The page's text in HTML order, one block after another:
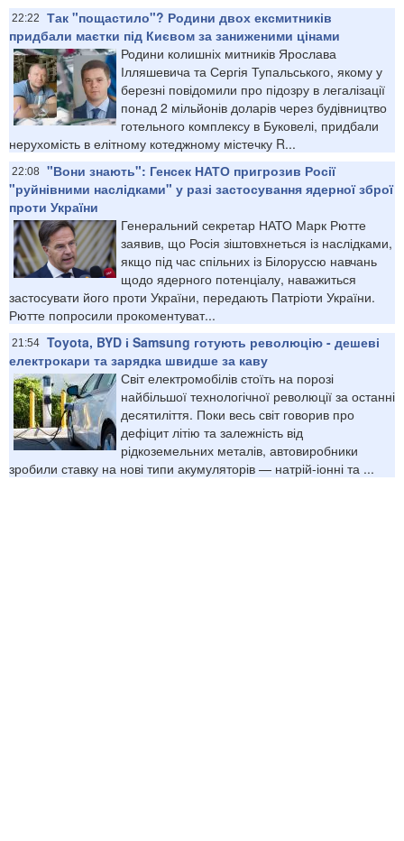
22:22
Так "пощастило"? Родини двох ексмитників
придбали маєтки під Києвом за заниженими цінами
Родини колишніх митників Ярослава
Ілляшевича та Сергія Тупальського, якому у
березні повідомили про підозру в легалізації
понад 2 мільйонів доларів через будівництво
готельного комплексу в Буковелі, придбали
нерухомість в елітному котеджному містечку R...
22:08 "Вони знають": Генсек НАТО пригрозив Росії
"руйнівними наслідками" у разі застосування ядерної зброї
проти України
Генеральний секретар НАТО Марк Рютте
заявив, що Росія зіштовхнеться із наслідками,
якщо під час спільних із Білоруссю навчань
щодо ядерного потенціалу, наважиться
застосувати його проти України, передають Патріоти України.
Рютте попросили прокоментуват...
21:54 Toyota, BYD і Samsung готують революцію - дешеві
електрокари та зарядка швидше за каву
Світ електромобілів стоїть на порозі
найбільшої технологічної революції за останні
десятиліття. Поки весь світ говорив про
дефіцит літію та залежність від
рідкоземельних металів, автовиробники
зробили ставку на нові типи акумуляторів — натрій-іонні та ...